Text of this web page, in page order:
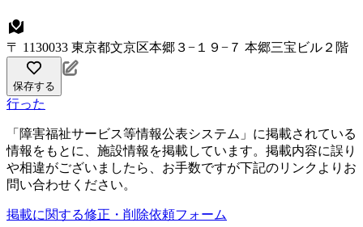
〒 1130033 東京都文京区本郷３−１９−７ 本郷三宝ビル２階
保存する
行った
「障害福祉サービス等情報公表システム」に掲載されている
情報をもとに、施設情報を掲載しています。掲載内容に誤り
や相違がございましたら、お手数ですが下記のリンクよりお
問い合わせください。
掲載に関する修正・削除依頼フォーム